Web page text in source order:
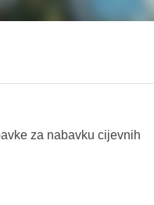
za nabavku cijevnih